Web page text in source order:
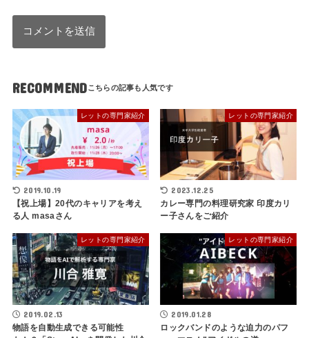
RECOMMEND
レットの専門家紹介
2019.10.19
【祝上場】20代のキャリアを考え
る人 masaさん
レットの専門家紹介
2023.12.25
カレー専門の料理研究家 印度カリ
ー子さんをご紹介
レットの専門家紹介
2019.02.13
物語を自動生成できる可能性
レットの専門家紹介
2019.01.28
ロックバンドのような迫力のパフ